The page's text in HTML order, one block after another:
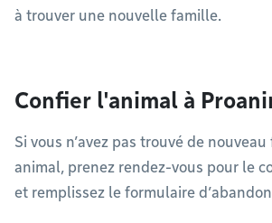
à trouver une nouvelle famille.
Confier l'animal à
Si vous n’avez pas trouvé de
animal, prenez rendez-vous pour le
et remplissez le formulaire